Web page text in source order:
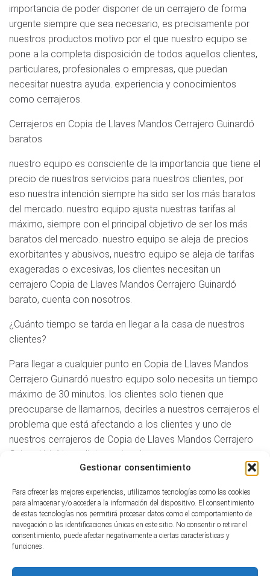
Gestionar consentimiento
Para ofrecer las mejores experiencias, utilizamos tecnologías como las cookies
para almacenar y/o acceder a la información del dispositivo. El consentimiento
de estas tecnologías nos permitirá procesar datos como el comportamiento de
navegación o las identificaciones únicas en este sitio. No consentir o retirar el
consentimiento, puede afectar negativamente a ciertas características y
funciones.
importancia de poder disponer de un cerrajero de forma
urgente siempre que sea necesario, es precisamente por
nuestros productos motivo por el que nuestro equipo se
pone a la completa disposición de todos aquellos clientes,
particulares, profesionales o empresas, que puedan
necesitar nuestra ayuda. experiencia y conocimientos
como cerrajeros.
Cerrajeros en Copia de Llaves Mandos Cerrajero Guinardó
baratos
nuestro equipo es consciente de la importancia que tiene el
precio de nuestros servicios para nuestros clientes, por
eso nuestra intención siempre ha sido ser los más baratos
del mercado. nuestro equipo ajusta nuestras tarifas al
máximo, siempre con el principal objetivo de ser los más
baratos del mercado. nuestro equipo se aleja de precios
exorbitantes y abusivos, nuestro equipo se aleja de tarifas
exageradas o excesivas, los clientes necesitan un
cerrajero Copia de Llaves Mandos Cerrajero Guinardó
barato, cuenta con nosotros.
¿Cuánto tiempo se tarda en llegar a la casa de nuestros
clientes?
Para llegar a cualquier punto en Copia de Llaves Mandos
Cerrajero Guinardó nuestro equipo solo necesita un tiempo
máximo de 30 minutos. los clientes solo tienen que
preocuparse de llamarnos, decirles a nuestros cerrajeros el
problema que está afectando a los clientes y uno de
nuestros cerrajeros de Copia de Llaves Mandos Cerrajero
Guinardó irá inmediatamente a la casa, empresa o
dirección indicada de nuestros clientes para poder atender
necesitar. La velocidad es una de nuestras claras virtudes.
4/5 - (2 votos)